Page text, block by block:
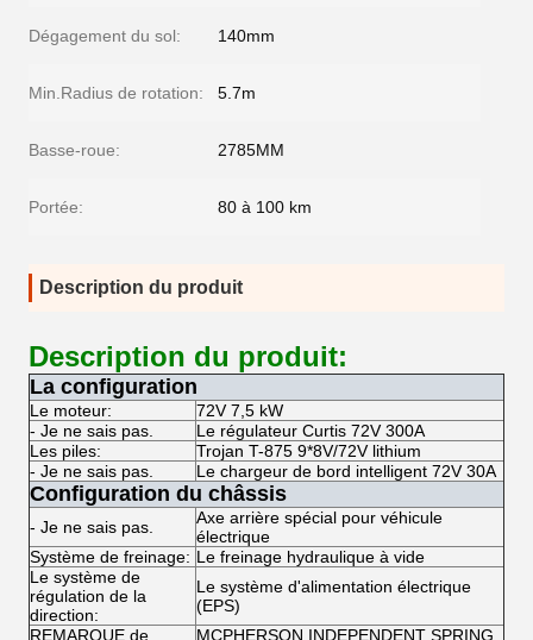
Dégagement du sol: 140mm
Min.Radius de rotation: 5.7m
Basse-roue: 2785MM
Portée: 80 à 100 km
Description du produit
Description du produit:
La configuration
Le moteur:
72V 7,5 kW
- Je ne sais pas.
Le régulateur Curtis 72V 300A
Les piles:
Trojan T-875 9*8V/72V lithium
- Je ne sais pas.
Le chargeur de bord intelligent 72V 30A
Configuration du châssis
- Je ne sais pas.
Axe arrière spécial pour véhicule
électrique
Système de freinage: Le freinage hydraulique à vide
Le système de
régulation de la
direction:
Le système d'alimentation électrique
(EPS)
REMARQUE de
MCPHERSON INDEPENDENT SPRING